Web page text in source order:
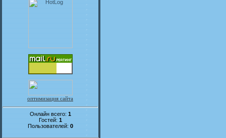
оптимизация сайта
Онлайн всего: 1
Гостей: 1
Пользователей: 0